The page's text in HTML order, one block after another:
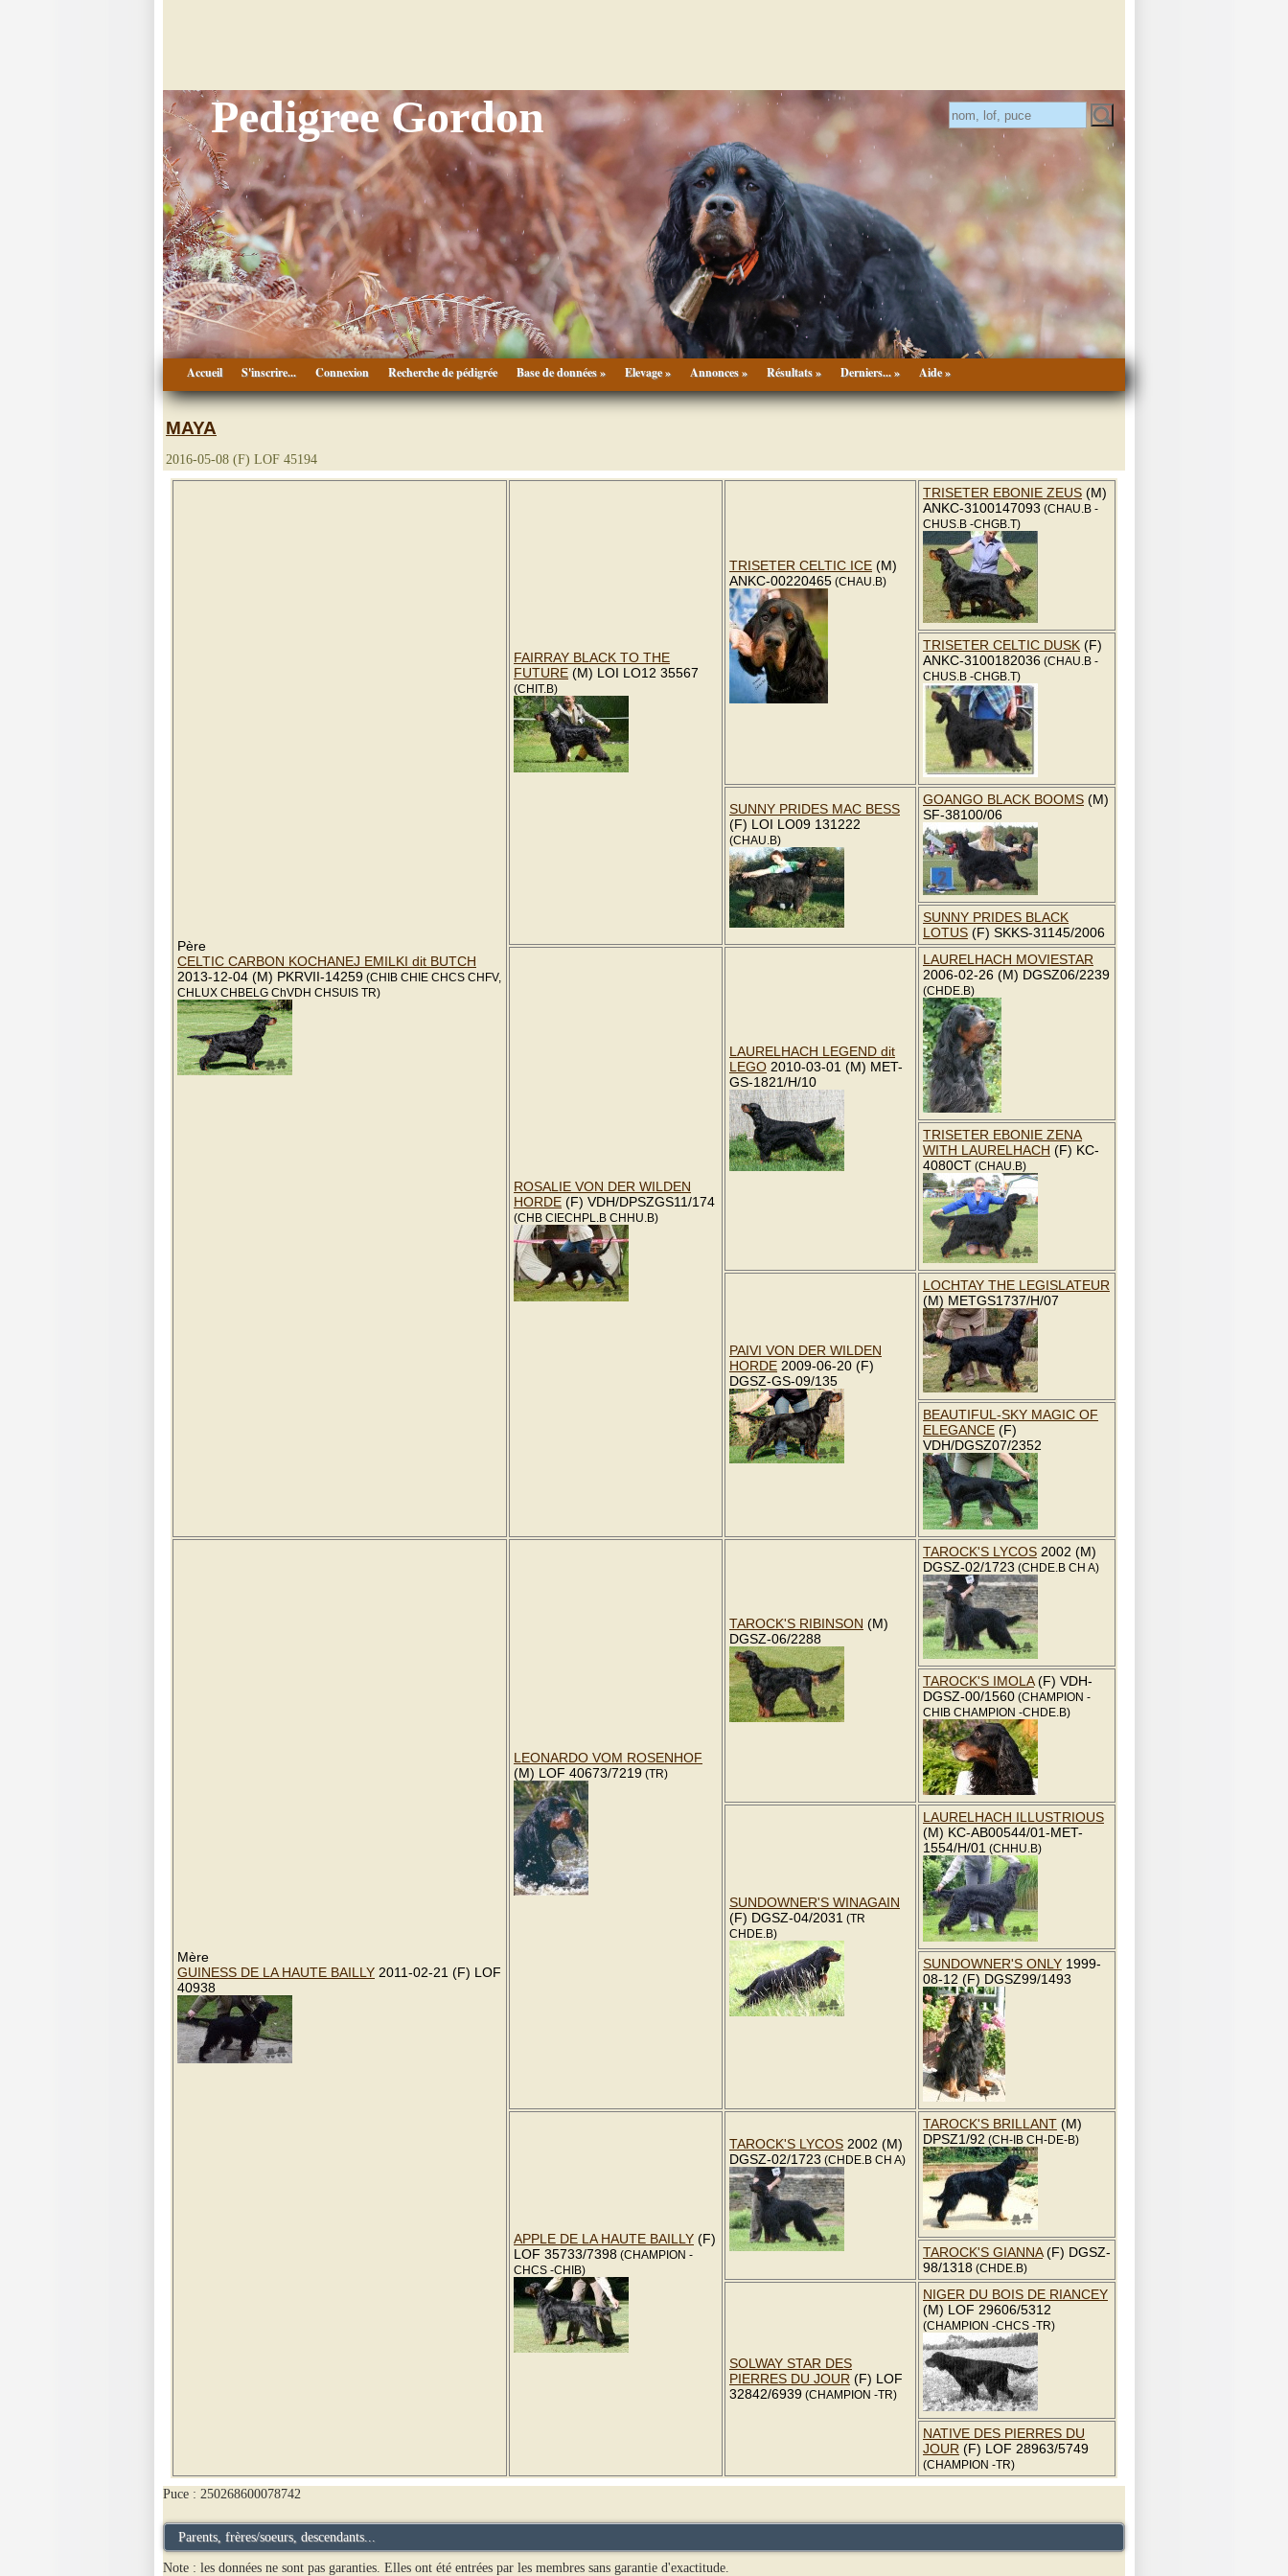
Pedigree Gordon
Accueil S'inscrire... Connexion Recherche de pédigrée Base de données » Elevage » Annonces » Résultats » Derniers... » Aide »
MAYA
2016-05-08 (F) LOF 45194
Père
CELTIC CARBON KOCHANEJ EMILKI dit BUTCH
2013-12-04 (M) PKRVII-14259 (CHIB CHIE CHCS CHFV,
CHLUX CHBELG ChVDH CHSUIS TR)
FAIRRAY BLACK TO THE
FUTURE (M) LOI LO12 35567
(CHIT.B)
TRISETER CELTIC ICE (M)
ANKC-00220465 (CHAU.B)
TRISETER EBONIE ZEUS (M)
ANKC-3100147093 (CHAU.B -
CHUS.B -CHGB.T)
TRISETER CELTIC DUSK (F)
ANKC-3100182036 (CHAU.B -
CHUS.B -CHGB.T)
SUNNY PRIDES MAC BESS
(F) LOI LO09 131222
(CHAU.B)
GOANGO BLACK BOOMS (M)
SF-38100/06
SUNNY PRIDES BLACK
LOTUS (F) SKKS-31145/2006
ROSALIE VON DER WILDEN
HORDE (F) VDH/DPSZGS11/174
(CHB CIECHPL.B CHHU.B)
LAURELHACH LEGEND dit
LEGO 2010-03-01 (M) MET-
GS-1821/H/10
LAURELHACH MOVIESTAR
2006-02-26 (M) DGSZ06/2239
(CHDE.B)
TRISETER EBONIE ZENA
WITH LAURELHACH (F) KC-
4080CT (CHAU.B)
PAIVI VON DER WILDEN
HORDE 2009-06-20 (F)
DGSZ-GS-09/135
LOCHTAY THE LEGISLATEUR
(M) METGS1737/H/07
BEAUTIFUL-SKY MAGIC OF
ELEGANCE (F)
VDH/DGSZ07/2352
Mère
GUINESS DE LA HAUTE BAILLY 2011-02-21 (F) LOF
40938
LEONARDO VOM ROSENHOF
(M) LOF 40673/7219 (TR)
TAROCK'S RIBINSON (M)
DGSZ-06/2288
TAROCK'S LYCOS 2002 (M)
DGSZ-02/1723 (CHDE.B CH A)
TAROCK'S IMOLA(F) VDH-
DGSZ-00/1560 (CHAMPION -
CHIB CHAMPION -CHDE.B)
SUNDOWNER'S WINAGAIN
(F) DGSZ-04/2031 (TR
CHDE.B)
LAURELHACH ILLUSTRIOUS
(M) KC-AB00544/01-MET-
1554/H/01 (CHHU.B)
SUNDOWNER'S ONLY 1999-
08-12 (F) DGSZ99/1493
APPLE DE LA HAUTE BAILLY (F)
LOF 35733/7398 (CHAMPION -
CHCS -CHIB)
TAROCK'S LYCOS 2002 (M)
DGSZ-02/1723 (CHDE.B CH A)
TAROCK'S BRILLANT (M)
DPSZ1/92 (CH-IB CH-DE-B)
TAROCK'S GIANNA(F) DGSZ-
98/1318 (CHDE.B)
SOLWAY STAR DES
PIERRES DU JOUR (F) LOF
32842/6939 (CHAMPION -TR)
NIGER DU BOIS DE RIANCEY
(M) LOF 29606/5312
(CHAMPION -CHCS -TR)
NATIVE DES PIERRES DU
JOUR (F) LOF 28963/5749
(CHAMPION -TR)
Puce : 250268600078742
Parents, frères/soeurs, descendants...
Note : les données ne sont pas garanties. Elles ont été entrées par les membres sans garantie d'exactitude.